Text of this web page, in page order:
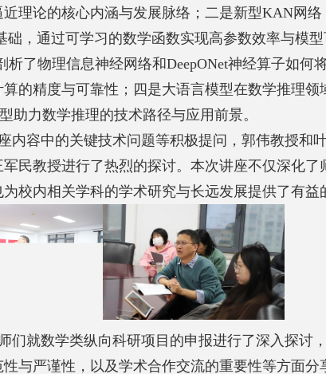
理论的核心内涵与发展脉络；二是新型KAN网
础，通过可学习的数学函数实现高参数效率与模
析了物理信息神经网络和DeepONet神经算子如何
的精度与可靠性；四是大语言模型在数学推理领
助力数学推理的技术路径与应用前景。
内容中的关键技术问题等积极提问，郭伟教授和
民教授进行了热烈的探讨。 本次讲座不仅深化了
校内相关学科的学术研究与长远发展提供了有益
们就数学类纵向科研项目的申报进行了深入探讨
与严谨性，以及学术合作交流的重要性等方面分